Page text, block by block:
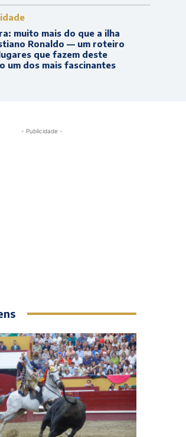
muito mais do que a ilha
Ronaldo — um roteiro
que fazem deste
um dos mais fascinantes
- Publicidade -